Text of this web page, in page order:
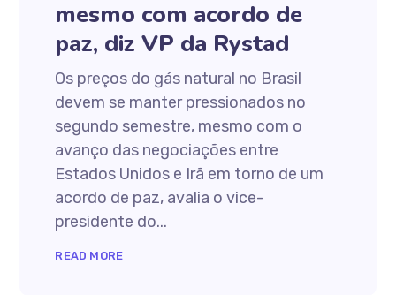
mesmo com acordo de
paz, diz VP da Rystad
Os preços do gás natural no Brasil
devem se manter pressionados no
segundo semestre, mesmo com o
avanço das negociações entre
Estados Unidos e Irã em torno de um
acordo de paz, avalia o vice-
presidente do...
READ MORE